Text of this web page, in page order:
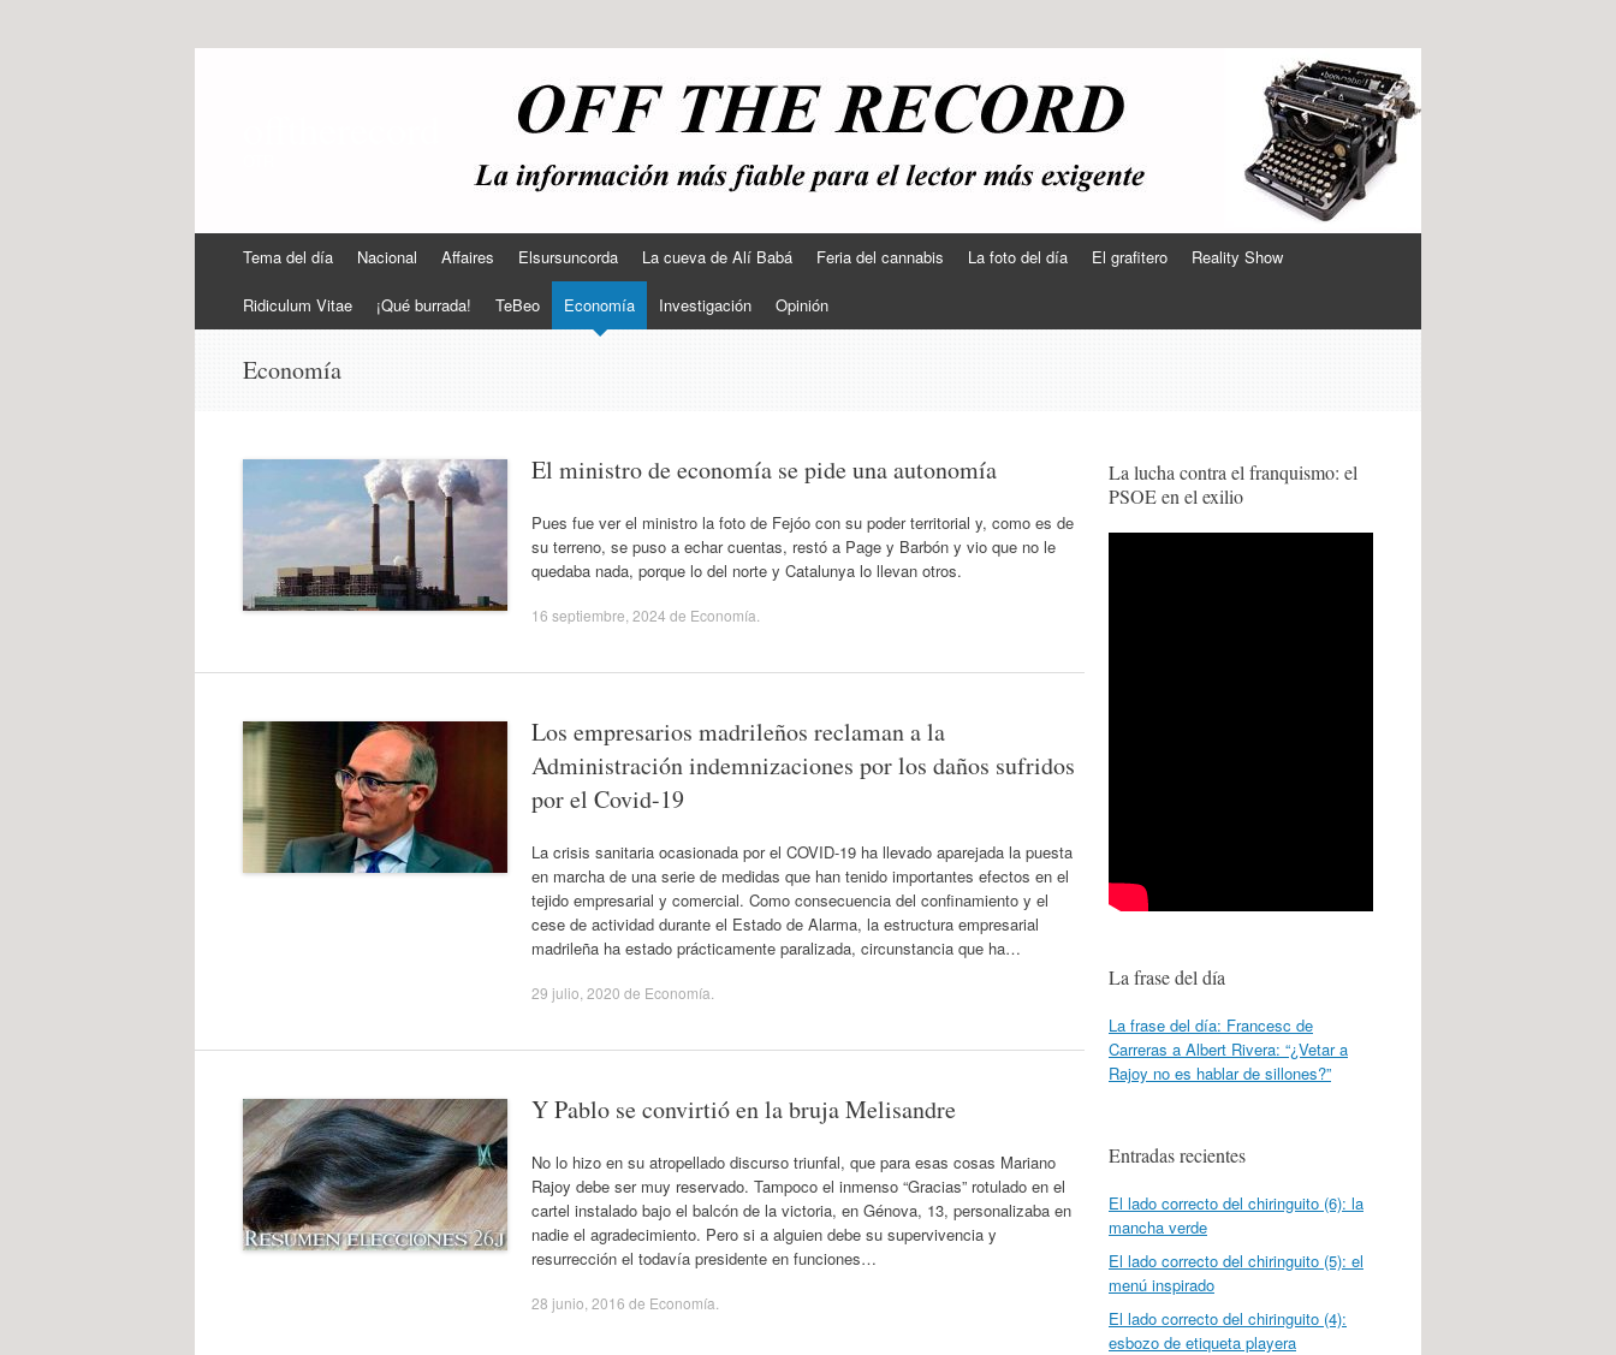
contenido
Tema del día Nacional Affaires Elsursuncorda La cueva de Alí Babá Feria del cannabis La foto del día El grafitero Reality Show
Ridiculum Vitae ¡Qué burrada! TeBeo Economía Investigación Opinión
Economía
El ministro de economía se pide una autonomía
Pues fue ver el ministro la foto de Fejóo con su poder territorial y, como es de
su terreno, se puso a echar cuentas, restó a Page y Barbón y vio que no le
quedaba nada, porque lo del norte y Catalunya lo llevan otros.
16 septiembre, 2024 de Economía
Los empresarios madrileños reclaman a la
Administración indemnizaciones por los daños sufridos
por el Covid-19
La crisis sanitaria ocasionada por el COVID-19 ha llevado aparejada la puesta
en marcha de una serie de medidas que han tenido importantes efectos en el
tejido empresarial y comercial. Como consecuencia del confinamiento y el
cese de actividad durante el Estado de Alarma, la estructura empresarial
madrileña ha estado prácticamente paralizada, circunstancia que ha…
29 julio, 2020 de Economía
Y Pablo se convirtió en la bruja Melisandre
No lo hizo en su atropellado discurso triunfal, que para esas cosas Mariano
Rajoy debe ser muy reservado. Tampoco el inmenso “Gracias” rotulado en el
cartel instalado bajo el balcón de la victoria, en Génova, 13, personalizaba en
nadie el agradecimiento. Pero si a alguien debe su supervivencia y
resurrección el todavía presidente en funciones…
28 junio, 2016 de Economía
La lucha contra el franquismo: el
PSOE en el exilio
La frase del día
La frase del día: Francesc de
Carreras a Albert Rivera: “¿Vetar a
Rajoy no es hablar de sillones?”
Entradas recientes
El lado correcto del chiringuito (6): la
mancha verde
El lado correcto del chiringuito (5): el
menú inspirado
El lado correcto del chiringuito (4):
esbozo de etiqueta playera